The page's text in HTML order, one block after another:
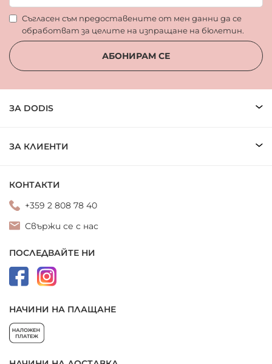
Съгласен съм предоставените от мен данни да се
обработват за целите на изпращане на бюлетин.
АБОНИРАМ СЕ
ЗА DODIS
ЗА КЛИЕНТИ
КОНТАКТИ
+359 2 808 78 40
Свържи се с нас
ПОСЛЕДВАЙТЕ НИ
НАЧИНИ НА ПЛАЩАНЕ